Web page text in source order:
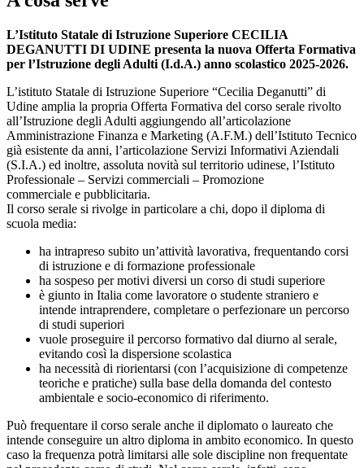
L’Istituto Statale di Istruzione Superiore CECILIA
DEGANUTTI DI UDINE presenta la nuova Offerta Formativa
per l’Istruzione degli Adulti (I.d.A.) anno scolastico 2025-2026.
L’istituto Statale di Istruzione Superiore “Cecilia Deganutti” di
Udine amplia la propria Offerta Formativa del corso serale rivolto
all’Istruzione degli Adulti aggiungendo all’articolazione
Amministrazione Finanza e Marketing (A.F.M.) dell’Istituto Tecnico
già esistente da anni, l’articolazione Servizi Informativi Aziendali
(S.I.A.) ed inoltre, assoluta novità sul territorio udinese, l’Istituto
Professionale – Servizi commerciali – Promozione
commerciale e pubblicitaria.
Il corso serale si rivolge in particolare a chi, dopo il diploma di
scuola media:
ha intrapreso subito un’attività lavorativa, frequentando corsi
di istruzione e di formazione professionale
ha sospeso per motivi diversi un corso di studi superiore
è giunto in Italia come lavoratore o studente straniero e
intende intraprendere, completare o perfezionare un percorso
di studi superiori
vuole proseguire il percorso formativo dal diurno al serale,
evitando così la dispersione scolastica
ha necessità di riorientarsi (con l’acquisizione di competenze
teoriche e pratiche) sulla base della domanda del contesto
ambientale e socio-economico di riferimento.
Può frequentare il corso serale anche il diplomato o laureato che
intende conseguire un altro diploma in ambito economico. In questo
caso la frequenza potrà limitarsi alle sole discipline non frequentate